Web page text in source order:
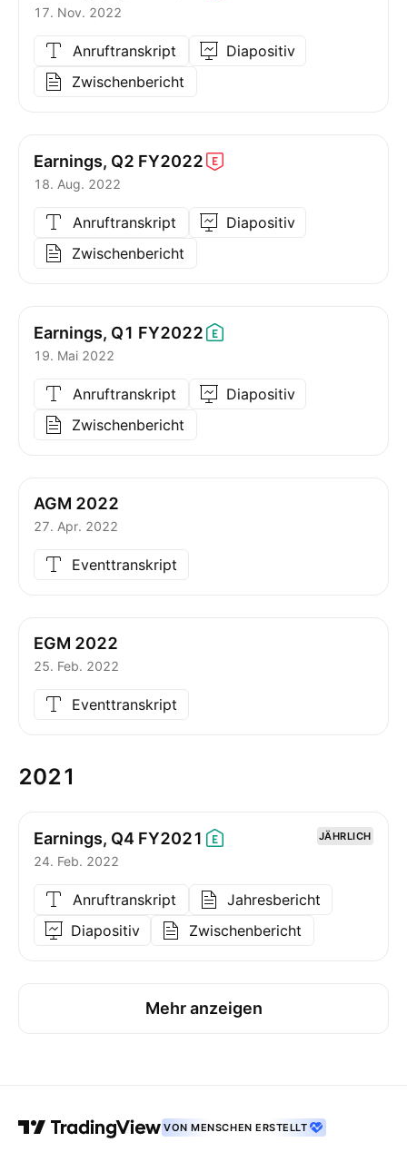
17. Nov. 2022
Anruftranskript
Diapositiv
Zwischenbericht
Earnings, Q2 FY2022
18. Aug. 2022
Anruftranskript
Diapositiv
Zwischenbericht
Earnings, Q1 FY2022
19. Mai 2022
Anruftranskript
Diapositiv
Zwischenbericht
AGM 2022
27. Apr. 2022
Eventtranskript
EGM 2022
25. Feb. 2022
Eventtranskript
2021
Earnings, Q4 FY2021 JÄHRLICH
24. Feb. 2022
Anruftranskript
Jahresbericht
Diapositiv
Zwischenbericht
Mehr anzeigen
VON MENSCHEN ERSTELLT